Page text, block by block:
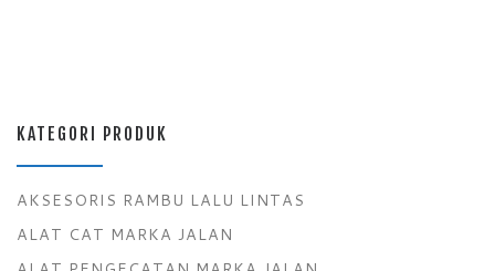
KATEGORI PRODUK
AKSESORIS RAMBU LALU LINTAS
ALAT CAT MARKA JALAN